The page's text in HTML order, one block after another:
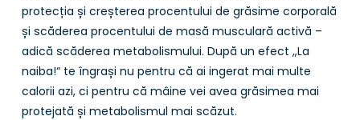
protecția și creșterea procentului de grăsime corporală
și scăderea procentului de masă musculară activă –
adică scăderea metabolismului. După un efect „La
naiba!“ te îngrași nu pentru că ai ingerat mai multe
calorii azi, ci pentru că mâine vei avea grăsimea mai
protejată și metabolismul mai scăzut.